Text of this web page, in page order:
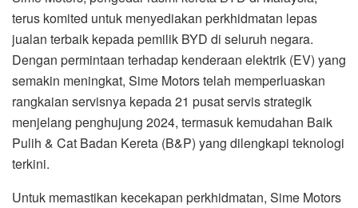
terus komited untuk menyediakan perkhidmatan lepas
jualan terbaik kepada pemilik BYD di seluruh negara.
Dengan permintaan terhadap kenderaan elektrik (EV) yang
semakin meningkat, Sime Motors telah memperluaskan
rangkaian servisnya kepada 21 pusat servis strategik
menjelang penghujung 2024, termasuk kemudahan Baik
Pulih & Cat Badan Kereta (B&P) yang dilengkapi teknologi
terkini.
Untuk memastikan kecekapan perkhidmatan, Sime Motors